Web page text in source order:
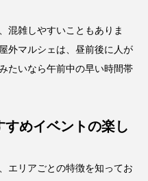
混雑しやすいこともありま
外マルシェは、昼前後に人が
たいなら午前中の早い時間帯
めイベントの楽し
エリアごとの特徴を知ってお